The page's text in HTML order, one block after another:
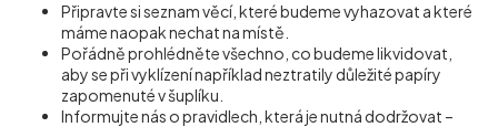
Připravte si seznam věcí, které budeme vyhazovat a které
máme naopak nechat na místě.
Pořádně prohlédněte všechno, co budeme likvidovat,
aby se při vyklízení například neztratily důležité papíry
zapomenuté v šuplíku.
Informujte nás o pravidlech, která je nutná dodržovat –